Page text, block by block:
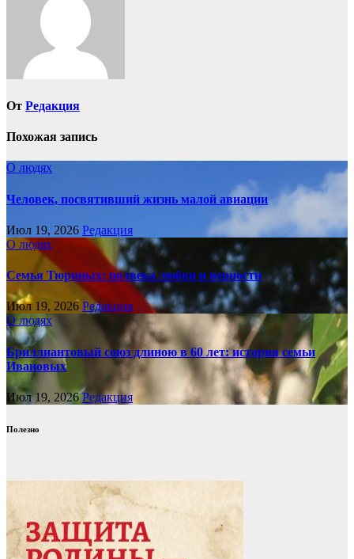
От Редакция
Похожая запись
О людях
Человек, посвятивший жизнь малой авиации
Июл 19, 2026 Редакция
О людях
Семья Тюриных: полвека любви и верности
Июл 19, 2026 Редакция
О людях
Бриллиантовый союз длиною в 60 лет: история семьи
Ивановых
Июл 19, 2026Редакция
Полезно